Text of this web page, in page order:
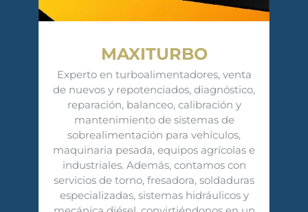
MAXITURBO
Experto en turboalimentadores, venta
de nuevos y repotenciados, diagnóstico,
reparación, balanceo, calibración y
mantenimiento de sistemas de
sobrealimentación para vehículos,
maquinaria pesada, equipos agrícolas e
industriales. Además, contamos con
servicios de torno, fresadora, soldaduras
especializadas, sistemas hidráulicos y